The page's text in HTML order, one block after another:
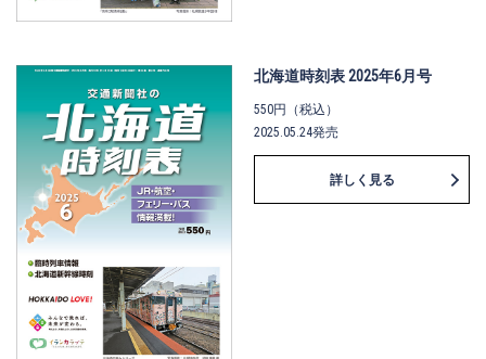
北海道時刻表 2025年6月号
550円（税込）
2025.05.24発売
詳しく見る